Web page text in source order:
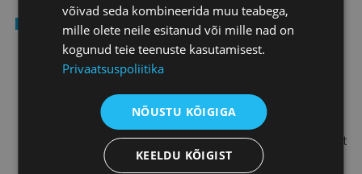
Plaanitavate muudatustega muudetakse THS-si sätet,
mis käsitleb THS-i kohaldamist teadusuuringutele,
arendustegevusele või uute toodete ja protsesside
katsetamisele. Eelnõu kohase uue sõnastusega ei
kohaldata seadust edaspidi enam teadusuuringute,
arendustegevuse ega uute toodete ja protsesside
katsetamise suhtes, mille puhul on kindlaks tehtud, et
need ei mõjuta keskkonda oluliselt (eelnõu § 1 p 3).
võivad seda kombineerida muu teabega,
mille olete neile esitanud või mille nad on
kogunud teie teenuste kasutamisest.
Privaatsuspoliitika
NÕUSTU KÕIGIGA
KEELDU KÕIGIST